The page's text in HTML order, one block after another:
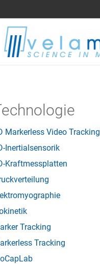
Markerless Video Tracking
Inertialsensorik
Kraftmessplatten
Tracking
Tracking